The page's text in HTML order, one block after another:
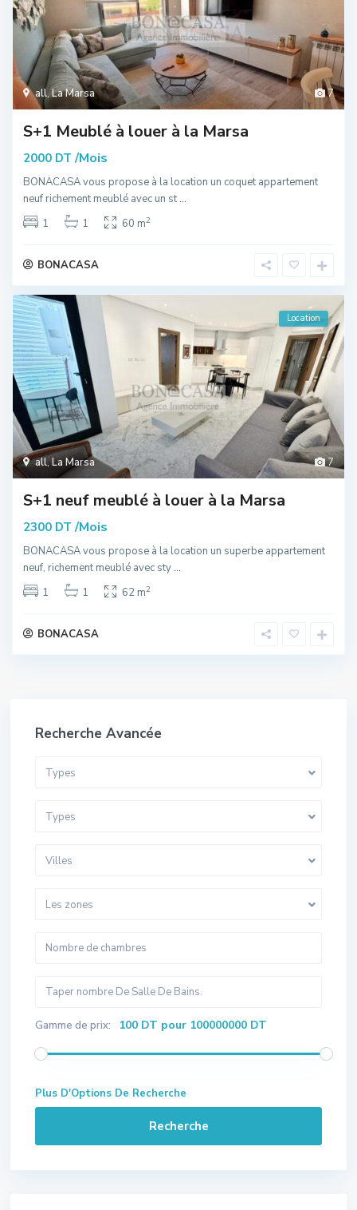
7
all,La Marsa
S+1 Meublé à louer à la Marsa
2000 DT /Mois
BONACASA vous propose à la location un coquet appartement
neuf richement meublé avec un st...
1
1 60 m2
BONACASA
7
all,La Marsa
Location
S+1 neuf meublé à louer à la Marsa
2300 DT /Mois
BONACASA vous propose à la location un superbe appartement
neuf, richement meublé avec sty...
1
1 62 m2
BONACASA
Recherche Avancée
Types
Types
Villes
Les zones
Gamme de prix: 100 DT pour 100000000 DT
Plus D'Options De Recherche
Recherche